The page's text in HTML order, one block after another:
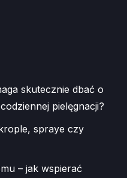
skutecznie dbać o
pielęgnacji?
spraye czy
– jak wspierać